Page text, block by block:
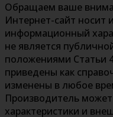
Обращаем ваше
Интернет-сайт носит
информационный
не является
положениями Статьи
приведены как
изменены в любое
Производитель
характеристики и